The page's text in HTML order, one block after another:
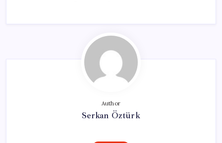
Author
Serkan Öztürk